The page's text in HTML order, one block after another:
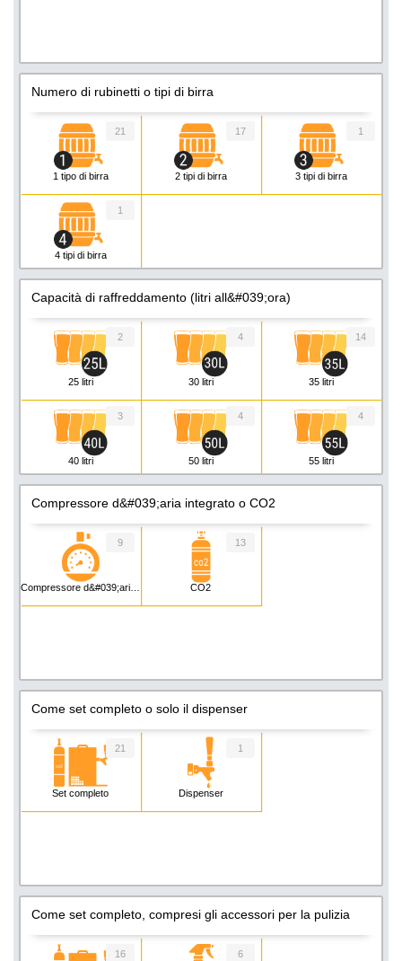
Numero di rubinetti o tipi di birra
1 tipo di birra
21
2 tipi di birra
17
3 tipi di birra
1
4 tipi di birra
1
Capacità di raffreddamento (litri all&#039;ora)
25 litri
2
30 litri
4
35 litri
14
40 litri
3
50 litri
4
55 litri
4
60 litri
Compressore d&#039;aria integrato o CO2
Compressore d&#039;aria integrato
9
CO2
13
Come set completo o solo il dispenser
Set completo
21
Dispenser
1
Come set completo, compresi gli accessori per la pulizia
16 6